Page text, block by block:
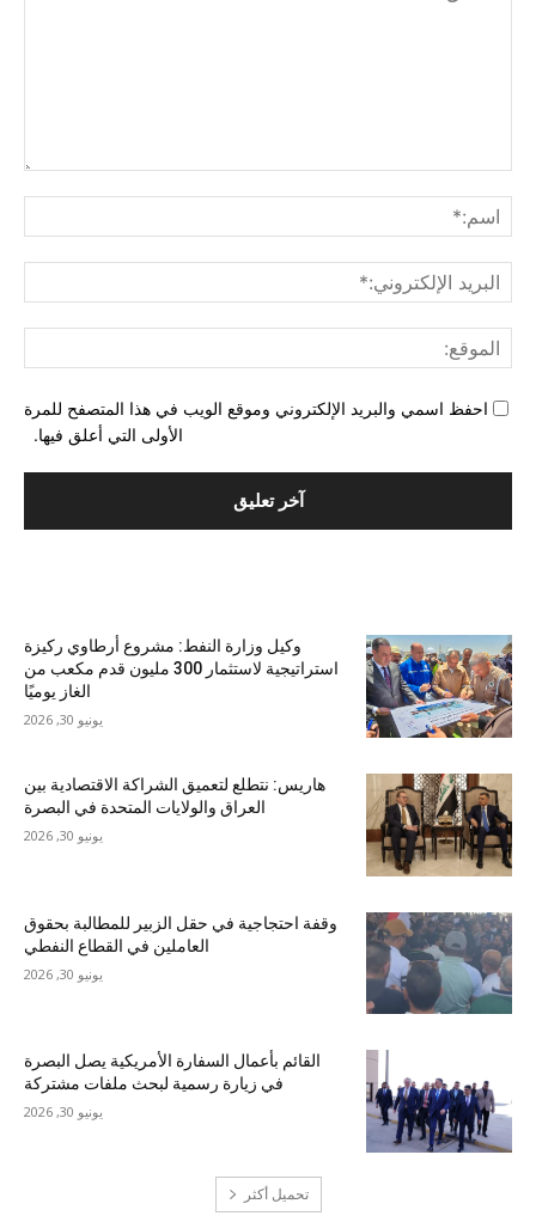
احفظ اسمي والبريد الإلكتروني وموقع الويب في هذا المتصفح للمرة
الأولى التي أعلق فيها.
وكيل وزارة النفط: مشروع أرطاوي ركيزة
استراتيجية لاستثمار 300 مليون قدم مكعب من
الغاز يوميًا
يونيو 30, 2026
هاريس: نتطلع لتعميق الشراكة الاقتصادية بين
العراق والولايات المتحدة في البصرة
يونيو 30, 2026
وقفة احتجاجية في حقل الزبير للمطالبة بحقوق
العاملين في القطاع النفطي
يونيو 30, 2026
القائم بأعمال السفارة الأمريكية يصل البصرة
في زيارة رسمية لبحث ملفات مشتركة
يونيو 30, 2026
تحميل أكثر